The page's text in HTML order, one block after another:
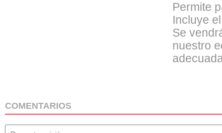
Permite
Incluye
Se
nuestro
COMENTARIOS